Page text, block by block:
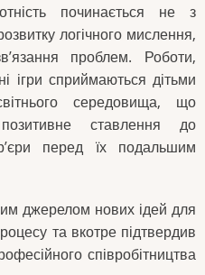
починається не з
логічного мислення,
проблем. Роботи,
ігри сприймаються дітьми
середовища, що
ставлення до
перед їх подальшим
джерелом нових ідей для
та вкотре підтвердив
співробітництва